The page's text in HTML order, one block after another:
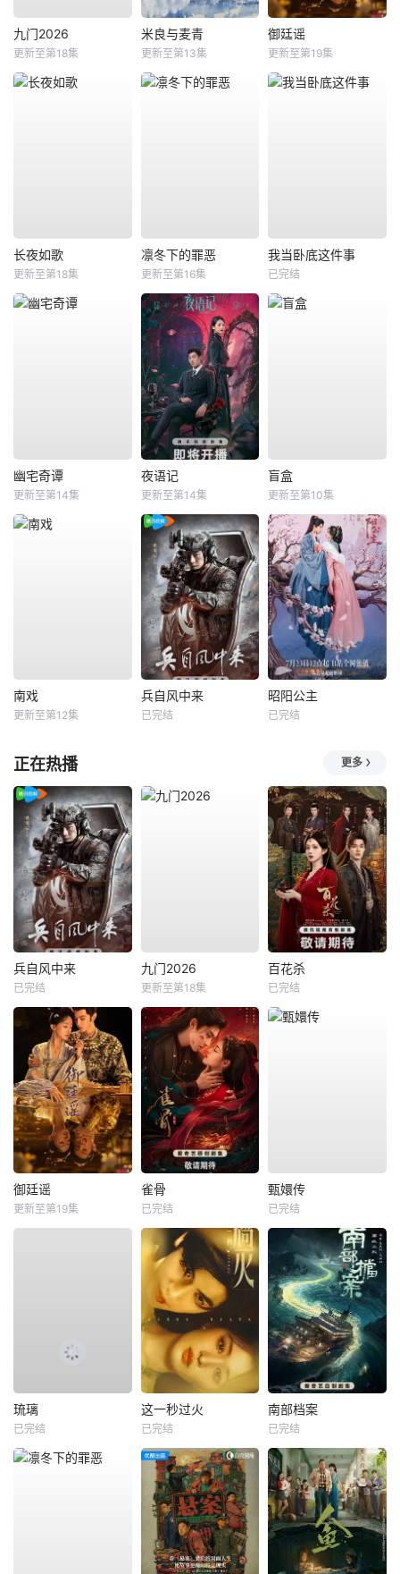
九门2026
更新至第18集
米良与麦青
更新至第13集
御廷谣
更新至第19集
长夜如歌
更新至第18集
凛冬下的罪恶
更新至第16集
我当卧底这件事
已完结
幽宅奇谭
更新至第14集
夜语记
更新至第14集
盲盒
更新至第10集
南戏
更新至第12集
兵自风中来
已完结
昭阳公主
已完结
正在热播 更多
兵自风中来
已完结
九门2026
更新至第18集
百花杀
已完结
御廷谣
更新至第19集
雀骨
已完结
甄嬛传
已完结
琉璃
已完结
这一秒过火
已完结
南部档案
已完结